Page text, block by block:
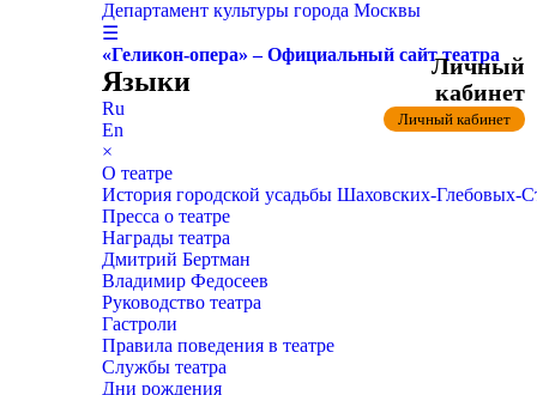
Департамент культуры города Москвы
☰
«Геликон-опера» – Официальный сайт театра
Языки
Ru
En
×
О театре
История городской усадьбы Шаховских-
Пресса о театре
Награды театра
Дмитрий Бертман
Владимир Федосеев
Руководство театра
Гастроли
Правила поведения в театре
Службы театра
Дни рождения
Личный
кабинет
Личный кабинет